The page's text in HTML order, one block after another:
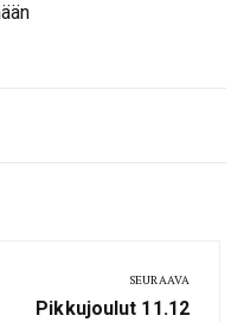
SEURAAVA
Next
Pikkujoulut 11.12